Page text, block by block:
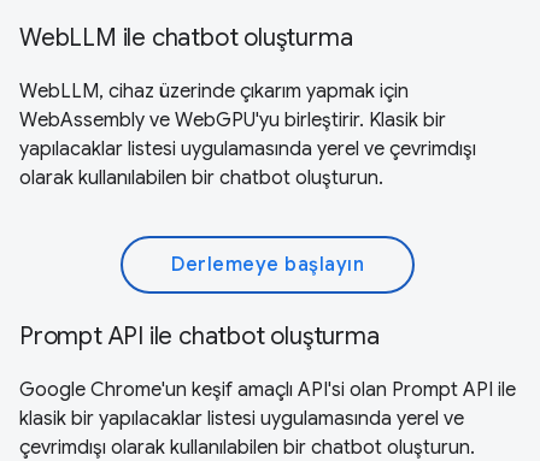
WebLLM ile chatbot oluşturma
WebLLM, cihaz üzerinde çıkarım yapmak için
WebAssembly ve WebGPU'yu birleştirir. Klasik bir
yapılacaklar listesi uygulamasında yerel ve çevrimdışı
olarak kullanılabilen bir chatbot oluşturun.
Derlemeye başlayın
Prompt API ile chatbot oluşturma
Google Chrome'un keşif amaçlı API'si olan Prompt API ile
klasik bir yapılacaklar listesi uygulamasında yerel ve
çevrimdışı olarak kullanılabilen bir chatbot oluşturun.